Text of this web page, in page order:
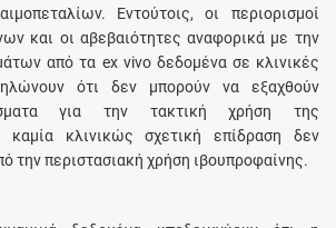
Εντούτοις, οι περιορισμοί
και οι αβεβαιότητες αναφορικά με την
από τα ex vivo δεδομένα σε κλινικές
ότι δεν μπορούν να εξαχθούν
για την τακτική χρήση της
καμία κλινικώς σχετική επίδραση δεν
την περιστασιακή χρήση ιβουπροφαίνης.